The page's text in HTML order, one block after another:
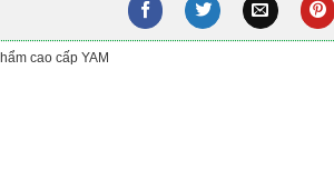
cao cấp YAM